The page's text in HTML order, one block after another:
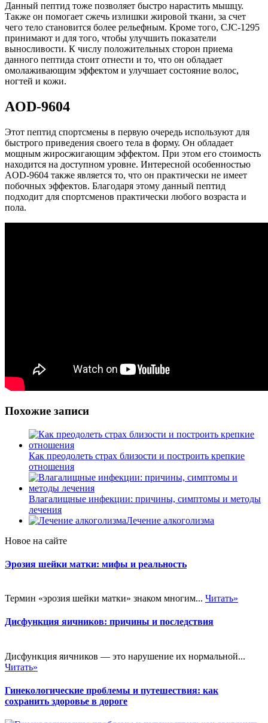
Данный пептид тоже позволяет быстро нарастить мышцу.
Также он помогает сжечь излишки жировой ткани, за счет
чего тело становится более рельефным. Кроме того, CJC-1295
принимают и для того, чтобы улучшить показатели
выносливости. К числу положительных сторон приема
данного пептида стоит отнести и то, что он обладает
омолаживающим эффектом и улучшает состояние волос,
ногтей и кожи.
AOD-9604
Этот пептид спортсмены в первую очередь используют для
быстрого приведения своего тела в форму. Он обладает
мощным жиросжигающим эффектом. При этом его стоимость
находится на доступном уровне. Интересной особенностью
AOD-9604 также является то, что он практически не имеет
побочных эффектов. Благодаря этому данный пептид
подходит для спортсменов практически любого возраста и
пола.
Похожие записи
Как преодолеть страх близости и построить крепкие
отношения
Влагалищные инфекции: причины, симптомы и методы
лечения
Лечение алкоголизма
Новое на сайте
Эрозия шейки матки: мифы и реальность
Термин «эрозия шейки матки» знаком многим... Читать»
Дисфункция яичников: причины и последствия
Дисфункция яичников — это нарушение их нормальной...
Читать»
Гинекологические проблемы и путешествия: как
сохранить здоровье в дороге